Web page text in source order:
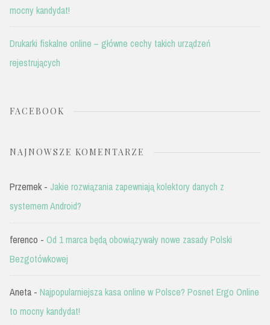
mocny kandydat!
Drukarki fiskalne online – główne cechy takich urządzeń
rejestrujących
FACEBOOK
NAJNOWSZE KOMENTARZE
Przemek- Jakie rozwiązania zapewniają kolektory danych z
systemem Android?
ferenco - Od 1 marca będą obowiązywały nowe zasady Polski
Bezgotówkowej
Aneta - Najpopularniejsza kasa online w Polsce? Posnet Ergo Online
to mocny kandydat!